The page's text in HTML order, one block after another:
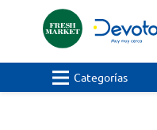
Categorías